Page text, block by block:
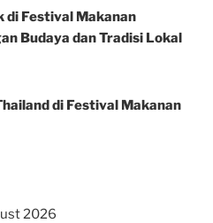
di Festival Makanan
Budaya dan Tradisi Lokal
di Festival Makanan
2026